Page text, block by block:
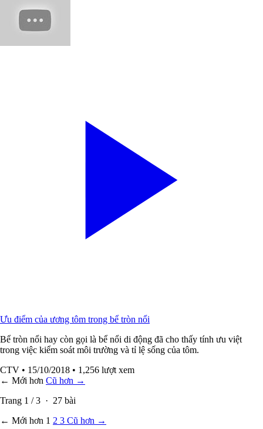
Ưu điểm của ương tôm trong bể tròn nổi
Bể tròn nổi hay còn gọi là bể nổi di động đã cho thấy tính ưu việt
trong việc kiểm soát môi trường và tỉ lệ sống của tôm.
CTV • 15/10/2018 • 1,256 lượt xem
← Mới hơn Cũ hơn →
Trang 1 /3 · 27 bài
← Mới hơn 1 2 3 Cũ hơn →